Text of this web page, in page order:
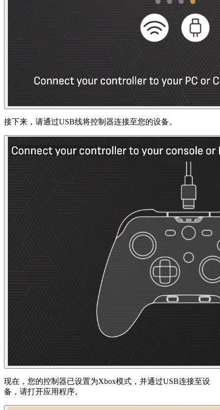
接下来，请通过USB线将控制器连接至您的设备。
现在，您的控制器已设置为Xbox模式，并通过USB连接至设
备，请打开应用程序。